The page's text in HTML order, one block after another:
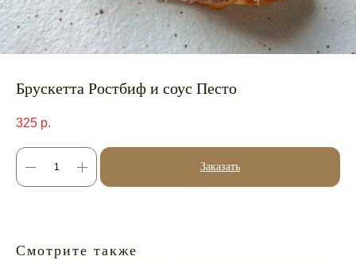
Брускетта Ростбиф и соус Песто
325 р.
Заказать
Смотрите также